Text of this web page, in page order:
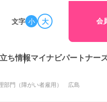
文字 小 大 会
ち情報マイナビパートナー
部門（障がい者雇用） 広島